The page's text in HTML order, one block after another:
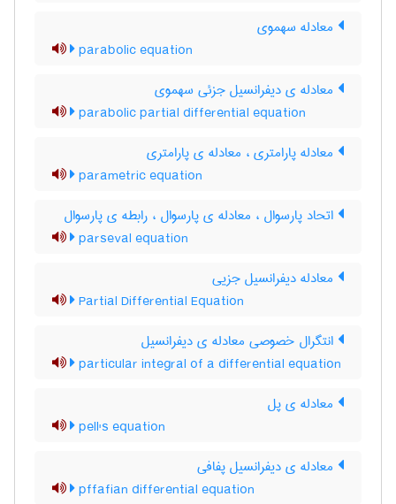
معادله سهموی
parabolic equation
معادله ی دیفرانسیل جزئی سهموی
parabolic partial differential equation
معادله پارامتری ، معادله ی پارامتری
parametric equation
اتحاد پارسوال ، معادله ی پارسوال ، رابطه ی پارسوال
parseval equation
معادله دیفرانسیل جزیی
Partial Differential Equation
انتگرال خصوصی معادله ی دیفرانسیل
particular integral of a differential equation
معادله ی پل
pell's equation
معادله ی دیفرانسیل پفافی
pffafian differential equation